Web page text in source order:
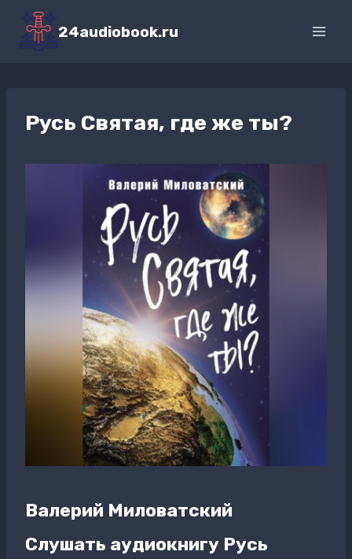
Перейти
содержимому
24audiobook.ru
Русь Святая, где же ты?
Валерий Миловатский
Слушать аудиокнигу Русь